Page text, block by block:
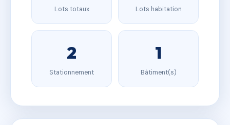
Lots totaux Lots habitation
2
Stationnement
1
Bâtiment(s)